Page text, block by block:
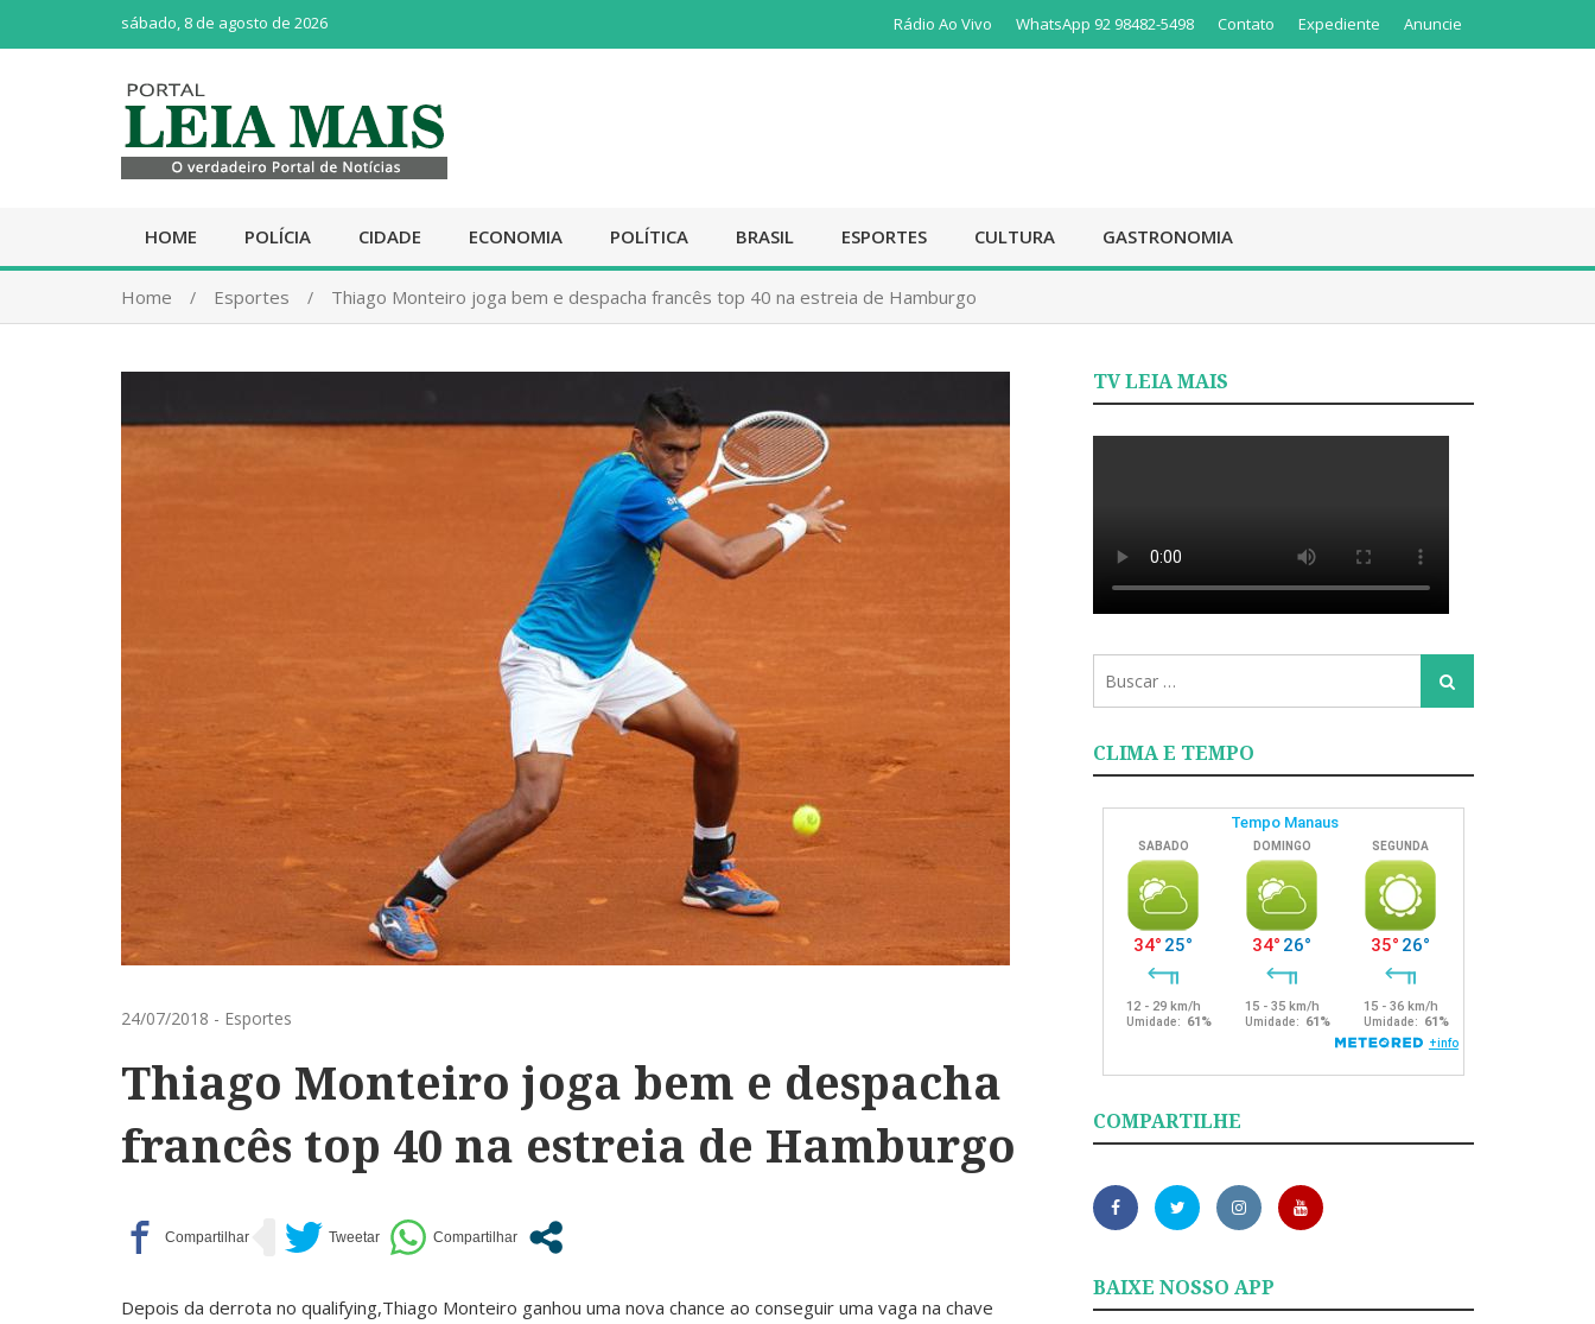
sábado, 8 de agosto de 2026 Anuncie
Expediente
Contato
WhatsApp 92 98482-5498
Rádio Ao Vivo
HOME POLÍCIA CIDADE ECONOMIA POLÍTICA BRASIL ESPORTES CULTURA GASTRONOMIA
Home Esportes Thiago Monteiro joga bem e despacha francês top 40 na estreia de Hamburgo
24/07/2018 - Esportes
Thiago Monteiro joga bem e despacha
francês top 40 na estreia de Hamburgo
Depois da derrota no qualifying,Thiago Monteiro ganhou uma nova chance ao conseguir uma vaga na chave
TV LEIA MAIS
para:
Busca
CLIMA E TEMPO
COMPARTILHE
BAIXE NOSSO APP